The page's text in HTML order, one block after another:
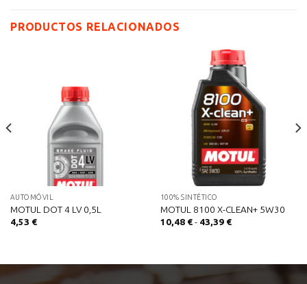
PRODUCTOS RELACIONADOS
AUTOMÓVIL
MOTUL DOT 4 LV 0,5L
4,53 €
100% SINTÉTICO
MOTUL 8100 X-CLEAN+ 5W30
10,48 € - 43,39 €Rango
hasta